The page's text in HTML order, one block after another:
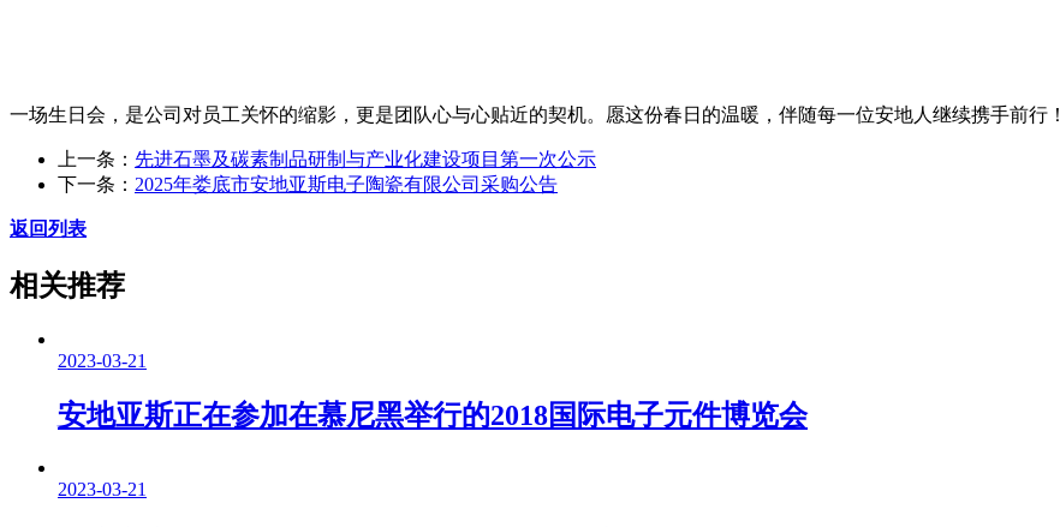
一场生日会，是公司对员工关怀的缩影，更是团队心与心贴近的契机。愿这份春日的温暖，伴随每一位安地人继续携手前行！
上一条： 先进石墨及碳素制品研制与产业化建设项目第一次公示
下一条： 2025年娄底市安地亚斯电子陶瓷有限公司采购公告
返回列表
相关推荐
2023-03-21
安地亚斯正在参加在慕尼黑举行的2018国际电子元件博览会
2023-03-21